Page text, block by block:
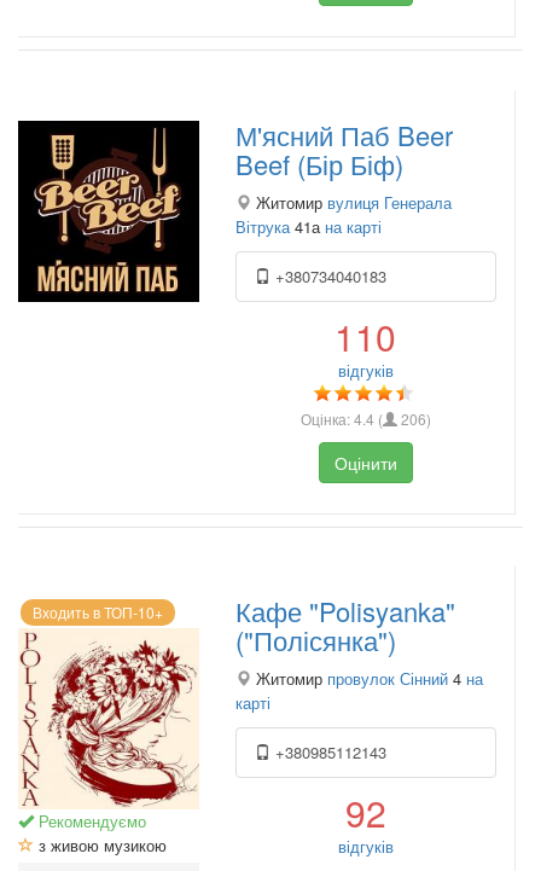
М'ясний Паб Beer
Beef (Бір Біф)
Житомир вулиця Генерала
Вітрука 41а на карті
+380734040183
110
відгуків
Оцінка:4.4 ( 206)
Оцінити
Входить в ТОП-10+
Рекомендуємо
з живою музикою
Кафе "Polisyanka"
("Полісянка")
Житомир провулок Сінний 4 на
карті
+380985112143
92
відгуків